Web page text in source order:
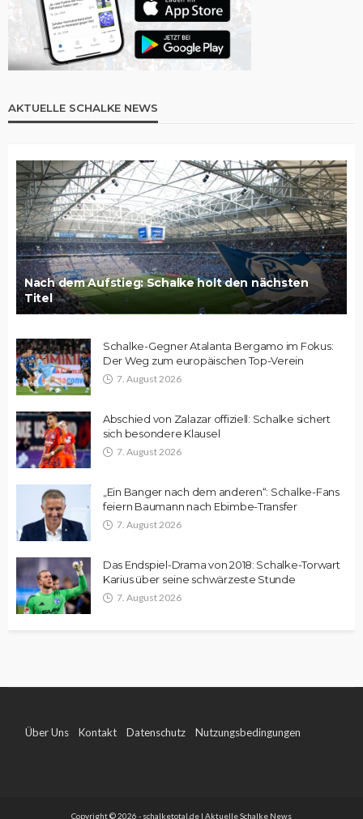
AKTUELLE SCHALKE NEWS
Nach dem Aufstieg: Schalke holt den nächsten
Titel
Schalke-Gegner Atalanta Bergamo im Fokus:
Der Weg zum europäischen Top-Verein
7. August 2026
Abschied von Zalazar offiziell: Schalke sichert
sich besondere Klausel
7. August 2026
„Ein Banger nach dem anderen“: Schalke-Fans
feiern Baumann nach Ebimbe-Transfer
7. August 2026
Das Endspiel-Drama von 2018: Schalke-Torwart
Karius über seine schwärzeste Stunde
7. August 2026
Über Uns Kontakt Datenschutz Nutzungsbedingungen
Copyright © 2026 - schalketotal.de | Aktuelle Schalke News